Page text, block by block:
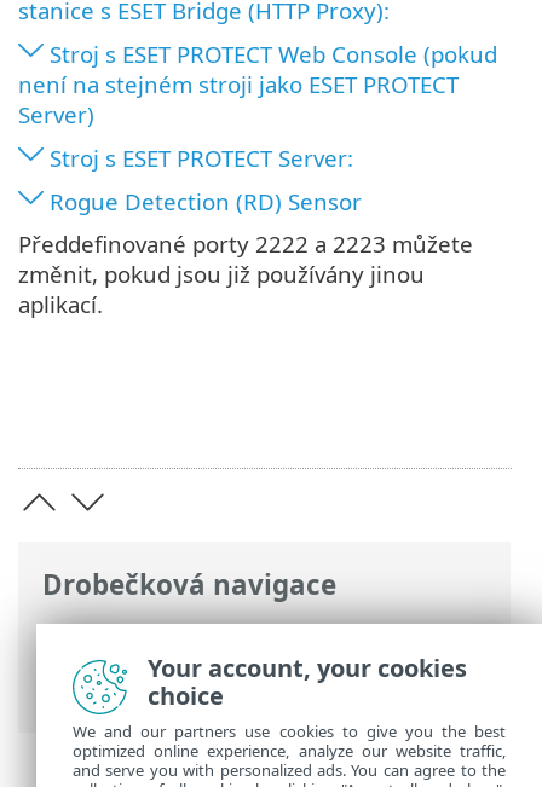
Drobečková navigace
ESET Online nápověda>ESET PROTECT
On-Prem
>Požadavky>Síť> Používané
porty
stanice s ESET Bridge (HTTP Proxy):
Stroj s ESET PROTECT Web Console (pokud
není na stejném stroji jako ESET PROTECT
Server)
Stroj s ESET PROTECT Server:
Rogue Detection (RD) Sensor
Předdefinované porty 2222 a 2223 můžete
změnit, pokud jsou již používány jinou
aplikací.
Your account, your cookies
choice
We and our partners use cookies to give you the best
optimized online experience, analyze our website traffic,
and serve you with personalized ads. You can agree to the